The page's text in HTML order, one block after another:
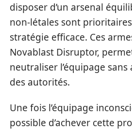
disposer d’un arsenal
non-létales sont
stratégie efficace. Ces
Novablast Disruptor,
neutraliser l’équipage
des autorités.
Une fois l’équipage
possible d’achever cette